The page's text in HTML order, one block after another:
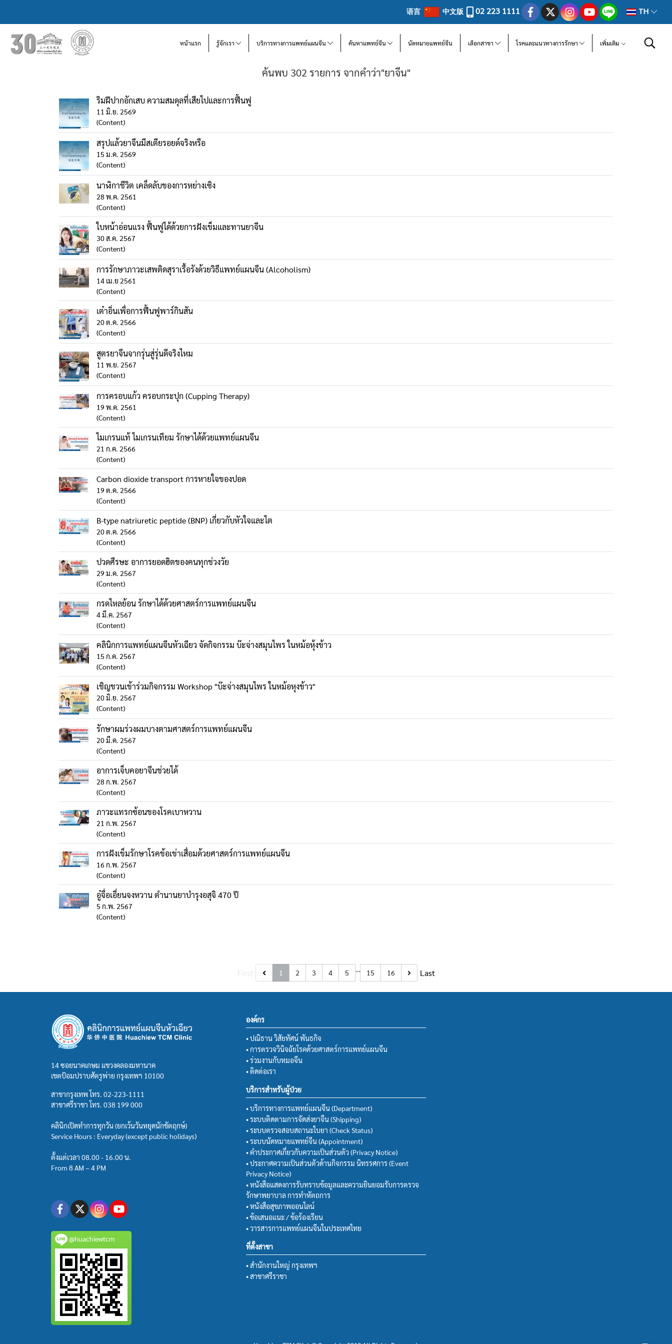
语言 中文版 02 223 1111 TH
หน้าแรก รู้จักเรา บริการทางการแพทย์แผนจีน ค้นหาแพทย์จีน นัดหมายแพทย์จีน เลือกสาขา โรคและแนวทางการรักษา เพิ่มเติม
ค้นพบ 302 รายการ จากคำว่า"ยาจีน"
ริมฝีปากอักเสบ ความสมดุลที่เสียไปและการฟื้นฟู
11 มิ.ย. 2569
(Content)
สรุปแล้วยาจีนมีสเตียรอยด์จริงหรือ
15 ม.ค. 2569
(Content)
นาฬิกาชีวิต เคล็ดลับของการหย่างเซิง
28 พ.ค. 2561
(Content)
ใบหน้าอ่อนแรง ฟื้นฟูได้ด้วยการฝังเข็มและทานยาจีน
30 ส.ค. 2567
(Content)
การรักษาภาวะเสพติดสุราเรื้อรังด้วยวิธีแพทย์แผนจีน (Alcoholism)
14 เม.ย 2561
(Content)
เต๋าอิ่นเพื่อการฟื้นฟูพาร์กินสัน
20 ต.ค. 2566
(Content)
สูตรยาจีนจากรุ่นสู่รุ่นดีจริงไหม
11 พ.ย. 2567
(Content)
การครอบแก้ว ครอบกระปุก (Cupping Therapy)
19 พ.ค. 2561
(Content)
ไมเกรนแท้ ไมเกรนเทียม รักษาได้ด้วยแพทย์แผนจีน
21 ก.ค. 2566
(Content)
Carbon dioxide transport การหายใจของปอด
19 ต.ค. 2566
(Content)
B-type natriuretic peptide (BNP) เกี่ยวกับหัวใจและไต
20 ต.ค. 2566
(Content)
ปวดศีรษะ อาการยอดฮิตของคนทุกช่วงวัย
29 ม.ค. 2567
(Content)
กรดไหลย้อน รักษาได้ด้วยศาสตร์การแพทย์แผนจีน
4 มี.ค. 2567
(Content)
คลินิกการแพทย์แผนจีนหัวเฉียว จัดกิจกรรม บ๊ะจ่างสมุนไพร ในหม้อหุ้งข้าว
15 ก.ค. 2567
(Content)
เชิญชวนเข้าร่วมกิจกรรม Workshop "บ๊ะจ่างสมุนไพร ในหม้อหุงข้าว"
20 มิ.ย. 2567
(Content)
รักษาผมร่วงผมบางตามศาสตร์การแพทย์แผนจีน
20 มี.ค. 2567
(Content)
อาการเจ็บคอยาจีนช่วยได้
28 ก.พ. 2567
(Content)
ภาวะแทรกซ้อนของโรคเบาหวาน
21 ก.พ. 2567
(Content)
การฝังเข็มรักษาโรคข้อเข่าเสื่อมด้วยศาสตร์การแพทย์แผนจีน
16 ก.พ. 2567
(Content)
อู๋จื่อเอี่ยนจงหวาน ตำนานยาบำรุงอสุจิ 470 ปี
5 ก.พ. 2567
(Content)
1 2 3 4 5 … 15 16 Last
14 ซอยนาคเกษม แขวงคลองมหานาค
เขตป้อมปราบศัตรูพ่าย กรุงเทพฯ 10100
สาขากรุงเทพ โทร. 02-223-1111
สาขาศรีราชา โทร. 038 199 000
คลินิกเปิดทำการทุกวัน (ยกเว้นวันหยุดนักขัตฤกษ์)
Service Hours : Everyday (except public holidays)
ตั้งแต่เวลา 08.00 - 16.00 น.
From 8 AM – 4 PM
@huachiewtcm
องค์กร
• ปณิธาน วิสัยทัศน์ พันธกิจ
• การตรวจวินิจฉัยโรคด้วยศาสตร์การแพทย์แผนจีน
• ร่วมงานกับหมอจีน
• ติดต่อเรา
บริการสำหรับผู้ป่วย
• บริการทางการแพทย์แผนจีน (Department)
• ระบบติดตามการจัดส่งยาจีน (Shipping)
• ระบบตรวจสอบสถานะใบยา (Check Status)
• ระบบนัดหมายแพทย์จีน (Appointment)
• คำประกาศเกี่ยวกับความเป็นส่วนตัว (Privacy Notice)
• ประกาศความเป็นส่วนตัวด้านกิจกรรม นิทรรศการ (Event
Privacy Notice)
• หนังสือแสดงการรับทราบข้อมูลและความยินยอมรับการตรวจ
รักษาพยาบาล การทำหัตถการ
• หนังสือสุขภาพออนไลน์
• ข้อเสนอแนะ / ข้อร้องเรียน
• วารสารการแพทย์แผนจีนในประเทศไทย
ที่ตั้งสาขา
• สำนักงานใหญ่ กรุงเทพฯ
• สาขาศรีราชา